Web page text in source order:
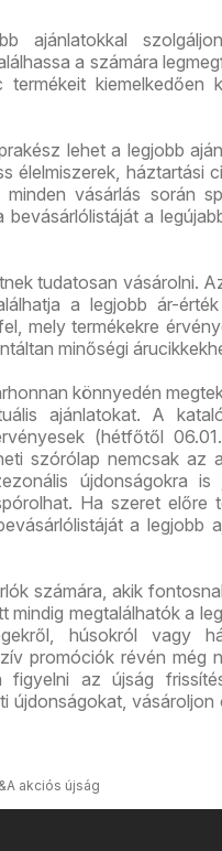
ajánlatokkal
a számára
kiemelkedően
lehet a legjobb
élelmiszerek, háztartási
vásárlás során
a
tudatosan vásárolni.
a legjobb ár-
mely termékekre
minőségi
könnyedén
ajánlatokat. A
(hétfőtől
szórólap nemcsak az
újdonságokra is
Ha szeret előre
a legjobb
számára, akik
megtalálhatók a
húsokról vagy
promóciók révén még
figyelni az újság
újdonságokat, vásároljon
akciós újság